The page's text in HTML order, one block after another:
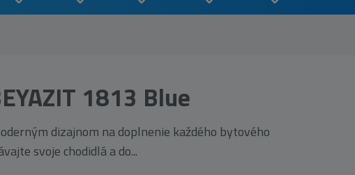
1813 Blue
dizajnom na doplnenie každého bytového
svoje chodidlá a do...